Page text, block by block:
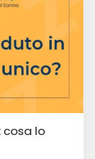
cosa lo